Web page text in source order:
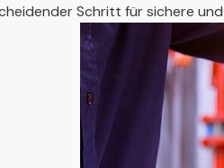
Schritt für sichere und